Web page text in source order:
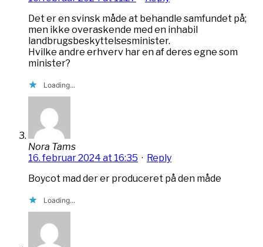
Det er en svinsk måde at behandle samfundet på;
men ikke overaskende med en inhabil
landbrugsbeskyttelsesminister.
Hvilke andre erhverv har en af deres egne som
minister?
Loading...
Nora Tams
16. februar 2024 at 16:35 · Reply
Boycot mad der er produceret på den måde
Loading...